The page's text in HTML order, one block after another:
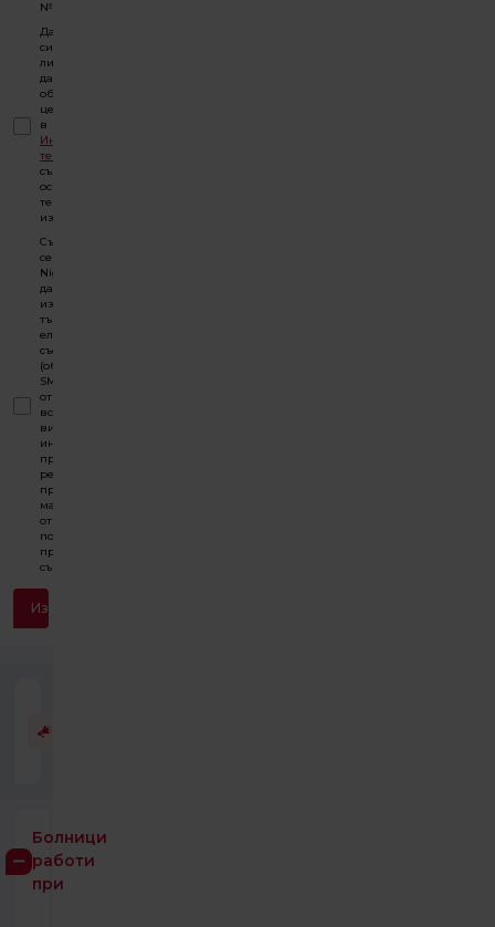
№ 6698.
Давам изричното
си съгласие
личните ми
данни да бъдат
обработвани за
целите, посочени
в
Информационния
текст
създадения въз
основа на този
текст Текст за
изрично съгласие.
Съгласявам
се Florence
Nightingale
да ми
изпраща
търговски
електронни
съобщения
(обаждане,
SMS, имейл)
относно
всякакъв
вид
информация,
проучвания,
реклами,
промоции,
маркетинг,
отваряния,
покани и
процеси на
събития.
Изпратете
Болници
работи
при